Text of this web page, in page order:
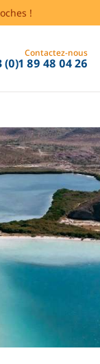
!
Contactez-nous
(0)1 89 48 04 26